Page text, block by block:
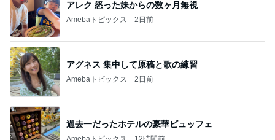
アレク 怒った妹からの数ヶ月無視
Amebaトピックス 2日前
アグネス 集中して原稿と歌の練習
Amebaトピックス 2日前
過去一だったホテルの豪華ビュッフェ